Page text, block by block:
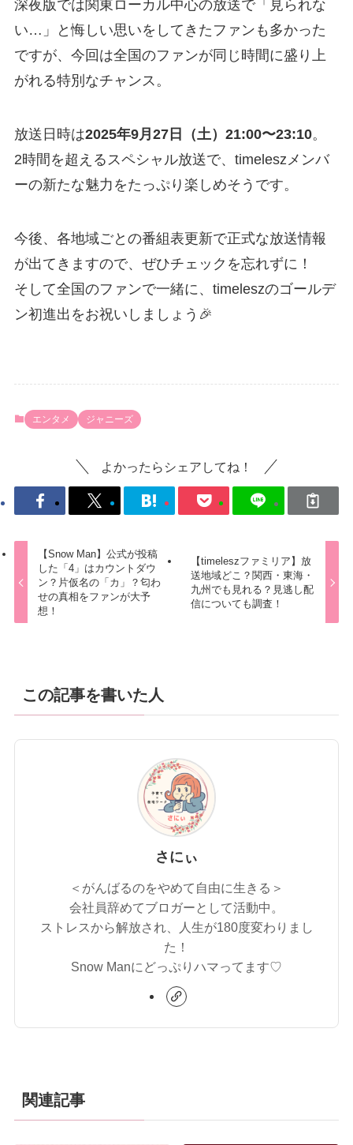
深夜版では関東ローカル中心の放送で「見られな
い…」と悔しい思いをしてきたファンも多かった
ですが、今回は全国のファンが同じ時間に盛り上
がれる特別なチャンス。
放送日時は2025年9月27日（土）21:00〜23:10。
2時間を超えるスペシャル放送で、timeleszメンバ
ーの新たな魅力をたっぷり楽しめそうです。
今後、各地域ごとの番組表更新で正式な放送情報
が出てきますので、ぜひチェックを忘れずに！
そして全国のファンで一緒に、timeleszのゴールデ
ン初進出をお祝いしましょう🎉
エンタメ ジャニーズ
よかったらシェアしてね！
【Snow Man】公式が投稿
した「4」はカウントダウ
ン？片仮名の「カ」？匂わ
せの真相をファンが大予
想！
【timeleszファミリア】放
送地域どこ？関西・東海・
九州でも見れる？見逃し配
信についても調査！
この記事を書いた人
さにぃ
＜がんばるのをやめて自由に生きる＞
会社員辞めてブロガーとして活動中。
ストレスから解放され、人生が180度変わりまし
た！
Snow Manにどっぷりハマってます♡
関連記事